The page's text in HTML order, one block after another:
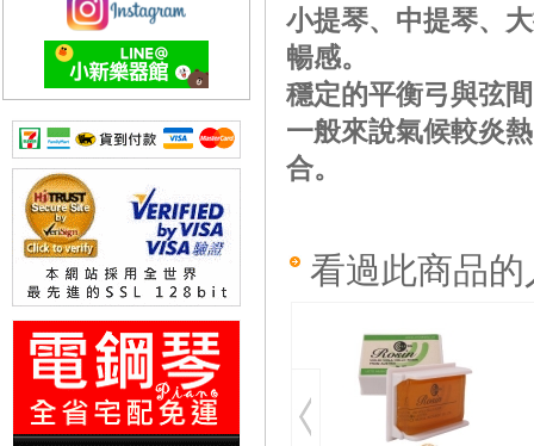
小提琴、中提琴、
暢感。
穩定的平衡弓與弦
一般來說氣候較炎
合。
看過此商品